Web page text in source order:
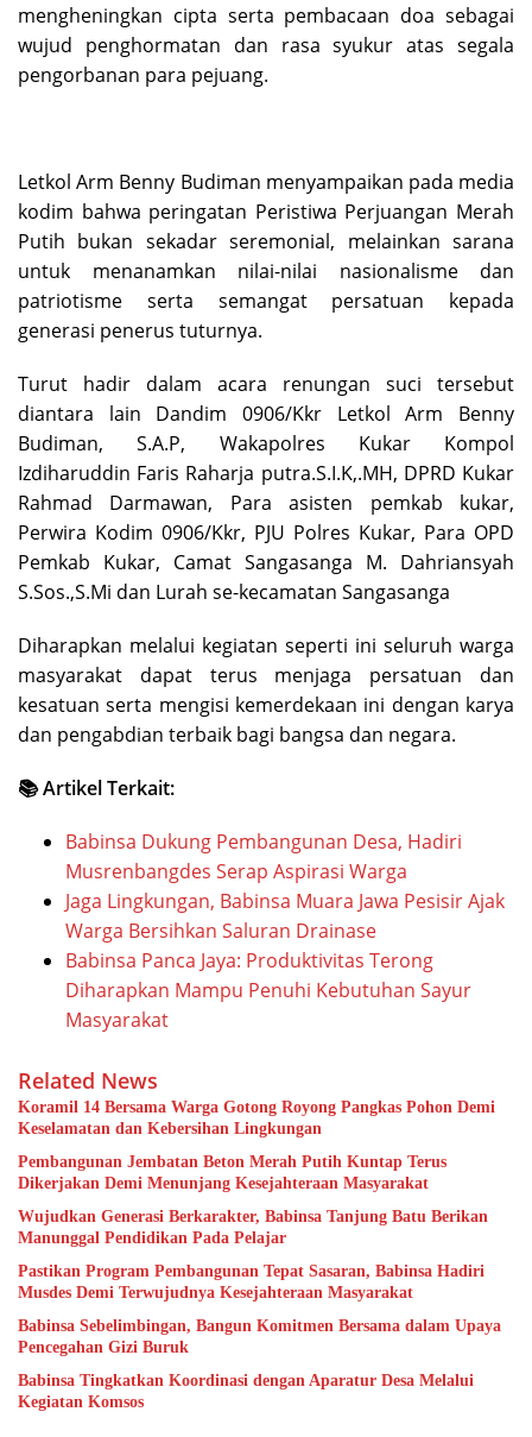
mengheningkan cipta serta pembacaan doa sebagai
wujud penghormatan dan rasa syukur atas segala
pengorbanan para pejuang.
Letkol Arm Benny Budiman menyampaikan pada media
kodim bahwa peringatan Peristiwa Perjuangan Merah
Putih bukan sekadar seremonial, melainkan sarana
untuk menanamkan nilai-nilai nasionalisme dan
patriotisme serta semangat persatuan kepada
generasi penerus tuturnya.
Turut hadir dalam acara renungan suci tersebut
diantara lain Dandim 0906/Kkr Letkol Arm Benny
Budiman, S.A.P, Wakapolres Kukar Kompol
Izdiharuddin Faris Raharja putra.S.I.K,.MH, DPRD Kukar
Rahmad Darmawan, Para asisten pemkab kukar,
Perwira Kodim 0906/Kkr, PJU Polres Kukar, Para OPD
Pemkab Kukar, Camat Sangasanga M. Dahriansyah
S.Sos.,S.Mi dan Lurah se-kecamatan Sangasanga
Diharapkan melalui kegiatan seperti ini seluruh warga
masyarakat dapat terus menjaga persatuan dan
kesatuan serta mengisi kemerdekaan ini dengan karya
dan pengabdian terbaik bagi bangsa dan negara.
📚 Artikel Terkait:
Babinsa Dukung Pembangunan Desa, Hadiri
Musrenbangdes Serap Aspirasi Warga
Jaga Lingkungan, Babinsa Muara Jawa Pesisir Ajak
Warga Bersihkan Saluran Drainase
Babinsa Panca Jaya: Produktivitas Terong
Diharapkan Mampu Penuhi Kebutuhan Sayur
Masyarakat
Related News
Koramil 14 Bersama Warga Gotong Royong Pangkas Pohon Demi
Keselamatan dan Kebersihan Lingkungan
Pembangunan Jembatan Beton Merah Putih Kuntap Terus
Dikerjakan Demi Menunjang Kesejahteraan Masyarakat
Wujudkan Generasi Berkarakter, Babinsa Tanjung Batu Berikan
Manunggal Pendidikan Pada Pelajar
Pastikan Program Pembangunan Tepat Sasaran, Babinsa Hadiri
Musdes Demi Terwujudnya Kesejahteraan Masyarakat
Babinsa Sebelimbingan, Bangun Komitmen Bersama dalam Upaya
Pencegahan Gizi Buruk
Babinsa Tingkatkan Koordinasi dengan Aparatur Desa Melalui
Kegiatan Komsos